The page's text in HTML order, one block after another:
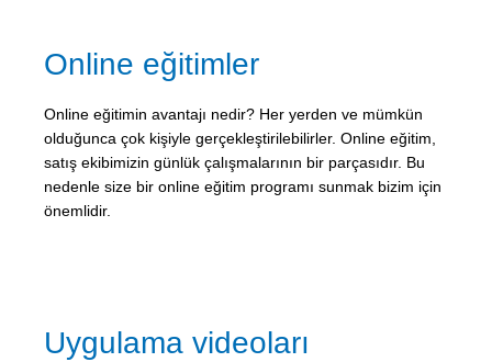
Online eğitimler
Online eğitimin avantajı nedir? Her yerden ve mümkün
olduğunca çok kişiyle gerçekleştirilebilirler. Online eğitim,
satış ekibimizin günlük çalışmalarının bir parçasıdır. Bu
nedenle size bir online eğitim programı sunmak bizim için
önemlidir.
Uygulama videoları